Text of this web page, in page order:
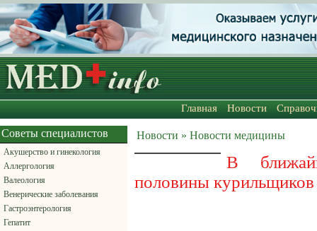
Главная Новости
Советы специалистов
Акушерство и гинекология
Аллергология
Валеология
Венерические заболевания
Гастроэнтерология
Гепатит
Новости » Новости медицины
В
половины курильщиков